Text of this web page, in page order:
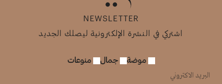
NEWSLETTER
اشتركي في النشرة الإلكترونية ليصلك الجديد
موضة جمال منوعات